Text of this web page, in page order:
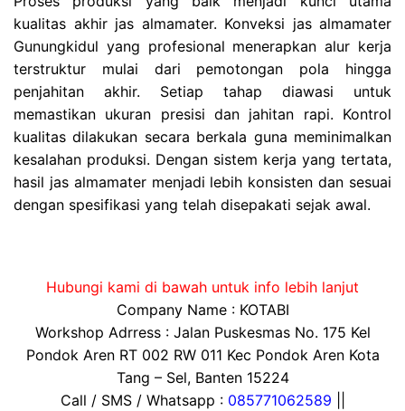
kualitas akhir jas almamater. Konveksi jas almamater
Gunungkidul yang profesional menerapkan alur kerja
terstruktur mulai dari pemotongan pola hingga
penjahitan akhir. Setiap tahap diawasi untuk
memastikan ukuran presisi dan jahitan rapi. Kontrol
kualitas dilakukan secara berkala guna meminimalkan
kesalahan produksi. Dengan sistem kerja yang tertata,
hasil jas almamater menjadi lebih konsisten dan sesuai
dengan spesifikasi yang telah disepakati sejak awal.
Hubungi kami di bawah untuk info lebih lanjut
Company Name : KOTABI
Workshop Adrress : Jalan Puskesmas No. 175 Kel
Pondok Aren RT 002 RW 011 Kec Pondok Aren Kota
Tang – Sel, Banten 15224
Call / SMS / Whatsapp : 085771062589